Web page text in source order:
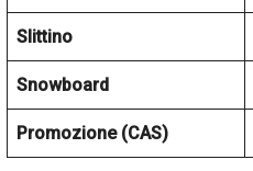
Slittino
Snowboard
Promozione (CAS)